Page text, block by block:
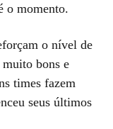
o momento.
o nível de
bons e
times fazem
seus últimos